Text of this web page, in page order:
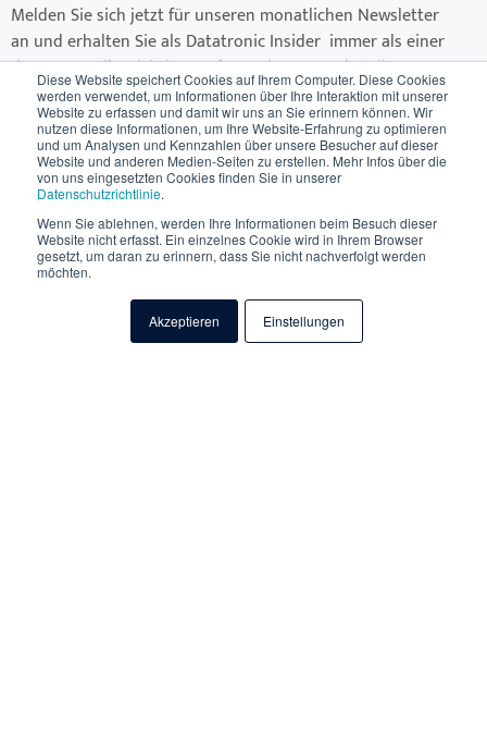
Diese Website speichert Cookies auf Ihrem Computer. Diese Cookies
werden verwendet, um Informationen über Ihre Interaktion mit unserer
Website zu erfassen und damit wir uns an Sie erinnern können. Wir
nutzen diese Informationen, um Ihre Website-Erfahrung zu optimieren
und um Analysen und Kennzahlen über unsere Besucher auf dieser
Website und anderen Medien-Seiten zu erstellen. Mehr Infos über die
von uns eingesetzten Cookies finden Sie in unserer
Datenschutzrichtlinie.
Wenn Sie ablehnen, werden Ihre Informationen beim Besuch dieser
Website nicht erfasst. Ein einzelnes Cookie wird in Ihrem Browser
gesetzt, um daran zu erinnern, dass Sie nicht nachverfolgt werden
möchten.
Akzeptieren Einstellungen
Melden Sie sich jetzt für unseren monatlichen Newsletter
an und erhalten Sie als Datatronic Insider immer als einer
der Ersten, alle wichtigen Informationen zu aktuellen
Themen der Software & IT-Welt, Termine für Schulungen &
Events, neue Leistungen & Produkte sowie wichtige
Ankündigungen (z.B. Updates).
E-Mail*